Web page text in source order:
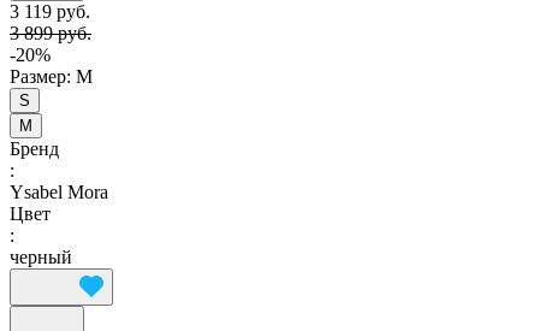
3 119 руб.
3 899 руб.
-20%
Размер: M
S
M
Бренд
:
Ysabel Mora
Цвет
:
черный